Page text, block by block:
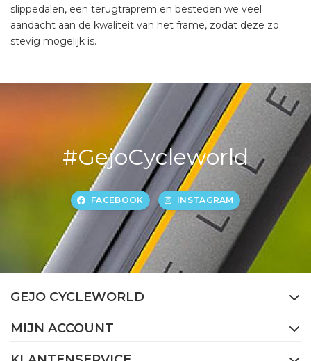
slippedalen, een terugtraprem en besteden we veel
aandacht aan de kwaliteit van het frame, zodat deze zo
stevig mogelijk is.
#GejoCycleworld
FACEBOOK INSTAGRAM
GEJO CYCLEWORLD
MIJN ACCOUNT